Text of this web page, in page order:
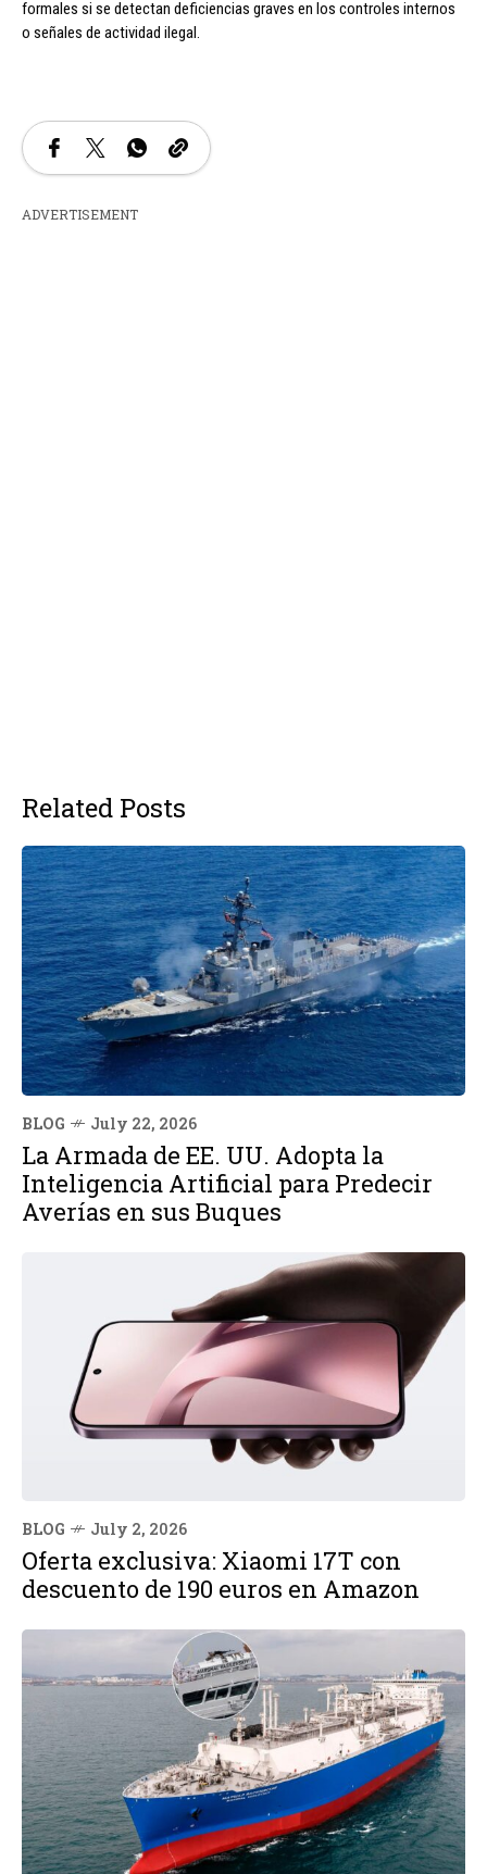
formales si se detectan deficiencias graves en los controles internos
o señales de actividad ilegal.
ADVERTISEMENT
Related Posts
BLOG July 22, 2026
La Armada de EE. UU. Adopta la
Inteligencia Artificial para Predecir
Averías en sus Buques
BLOG July 2, 2026
Oferta exclusiva: Xiaomi 17T con
descuento de 190 euros en Amazon